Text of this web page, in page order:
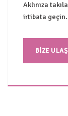
Aklınıza
irtibata
BIZE